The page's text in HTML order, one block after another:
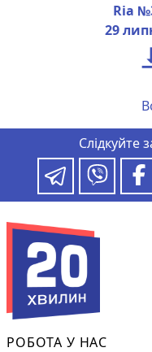
Ria
29
РОБОТА У НАС